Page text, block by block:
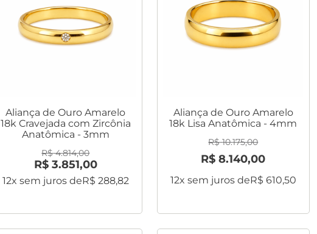
Aliança de Ouro Amarelo
18k Cravejada com Zircônia
Anatômica - 3mm
R$ 4.814,00
R$ 3.851,00
12x sem juros deR$ 288,82
Aliança de Ouro Amarelo
18k Lisa Anatômica - 4mm
R$ 10.175,00
R$ 8.140,00
12x sem juros deR$ 610,50